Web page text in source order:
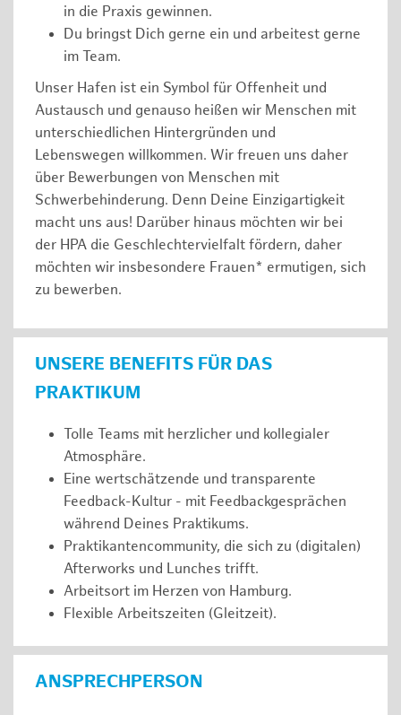
in die Praxis gewinnen.
Du bringst Dich gerne ein und arbeitest gerne
im Team.
Unser Hafen ist ein Symbol für Offenheit und
Austausch und genauso heißen wir Menschen mit
unterschiedlichen Hintergründen und
Lebenswegen willkommen. Wir freuen uns daher
über Bewerbungen von Menschen mit
Schwerbehinderung. Denn Deine Einzigartigkeit
macht uns aus! Darüber hinaus möchten wir bei
der HPA die Geschlechtervielfalt fördern, daher
möchten wir insbesondere Frauen* ermutigen, sich
zu bewerben.
UNSERE BENEFITS FÜR DAS
PRAKTIKUM
Tolle Teams mit herzlicher und kollegialer
Atmosphäre.
Eine wertschätzende und transparente
Feedback-Kultur - mit Feedbackgesprächen
während Deines Praktikums.
Praktikantencommunity, die sich zu (digitalen)
Afterworks und Lunches trifft.
Arbeitsort im Herzen von Hamburg.
Flexible Arbeitszeiten (Gleitzeit).
ANSPRECHPERSON